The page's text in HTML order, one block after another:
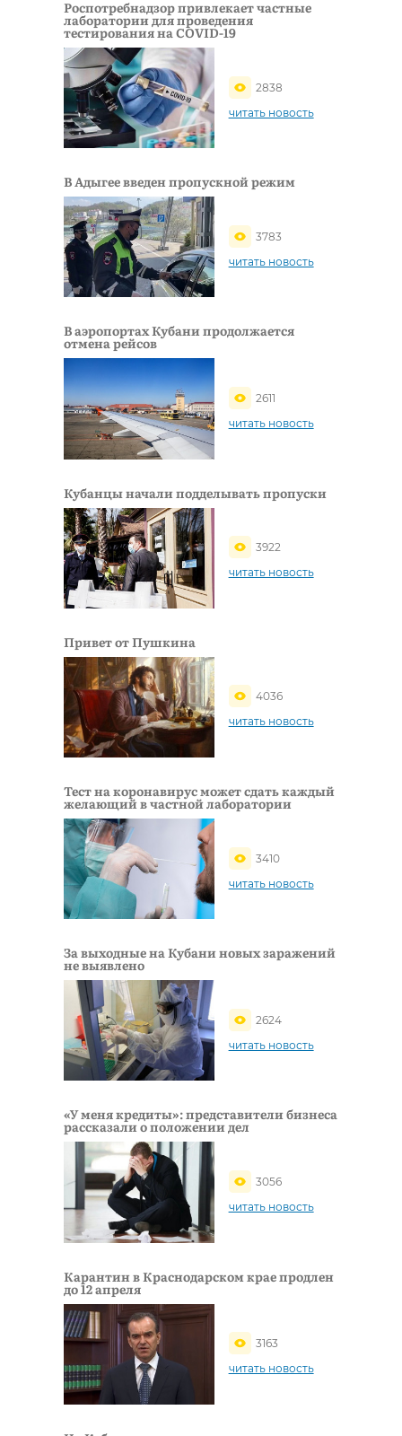
Роспотребнадзор привлекает частные
лаборатории для проведения
тестирования на COVID-19
2838
читать новость
В Адыгее введен пропускной режим
3783
читать новость
В аэропортах Кубани продолжается
отмена рейсов
2611
читать новость
Кубанцы начали подделывать пропуски
3922
читать новость
Привет от Пушкина
4036
читать новость
Тест на коронавирус может сдать каждый
желающий в частной лаборатории
3410
читать новость
За выходные на Кубани новых заражений
не выявлено
2624
читать новость
«У меня кредиты»: представители бизнеса
рассказали о положении дел
3056
читать новость
Карантин в Краснодарском крае продлен
до 12 апреля
3163
читать новость